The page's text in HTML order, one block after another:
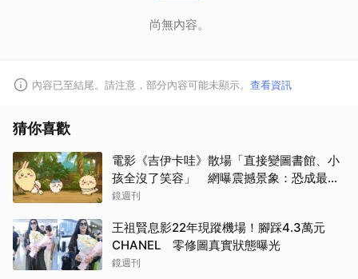
尚無內容。
內容已至結尾。請注意，部分內容可能未顯示。 查看資訊
猜你喜歡
電影《吉伊卡哇》散場「直接變圖書館、小
孩全沒了笑容」 網曝震撼景象：恐成最新
童年陰影
鏡週刊
王祖賢息影22年現蹤機場！腳踩4.3萬元
CHANEL 零修圖真實狀態曝光
鏡週刊